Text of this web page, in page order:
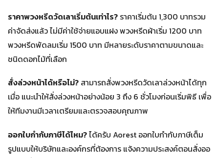
ราคาพวงหรีดวัดเลาเริ่มต้นเท่าไร? ราคาเริ่มต้น 1,300 บาทรวม
ค่าจัดส่งแล้ว ไม่มีค่าใช้จ่ายแอบแฝง พวงหรีดผ้าเริ่ม 1200 บาท
พวงหรีดพัดลมเริ่ม 1500 บาท มีหลายระดับราคาตามขนาดและ
ชนิดดอกไม้ที่เลือก
สั่งล่วงหน้าได้หรือไม่? สามารถสั่งพวงหรีดวัดเลาล่วงหน้าได้ทุก
เมื่อ แนะนำให้สั่งล่วงหน้าอย่างน้อย 3 ถึง 6 ชั่วโมงก่อนเริ่มพิธี เพื่อ
ให้ทีมงานมีเวลาเตรียมและตรวจสอบคุณภาพ
ออกใบกำกับภาษีได้ไหม?ได้ครับ Aorest ออกใบกำกับภาษีเต็ม
รูปแบบให้บริษัทและองค์กรที่ต้องการ แจ้งความประสงค์ตอนสั่งออ